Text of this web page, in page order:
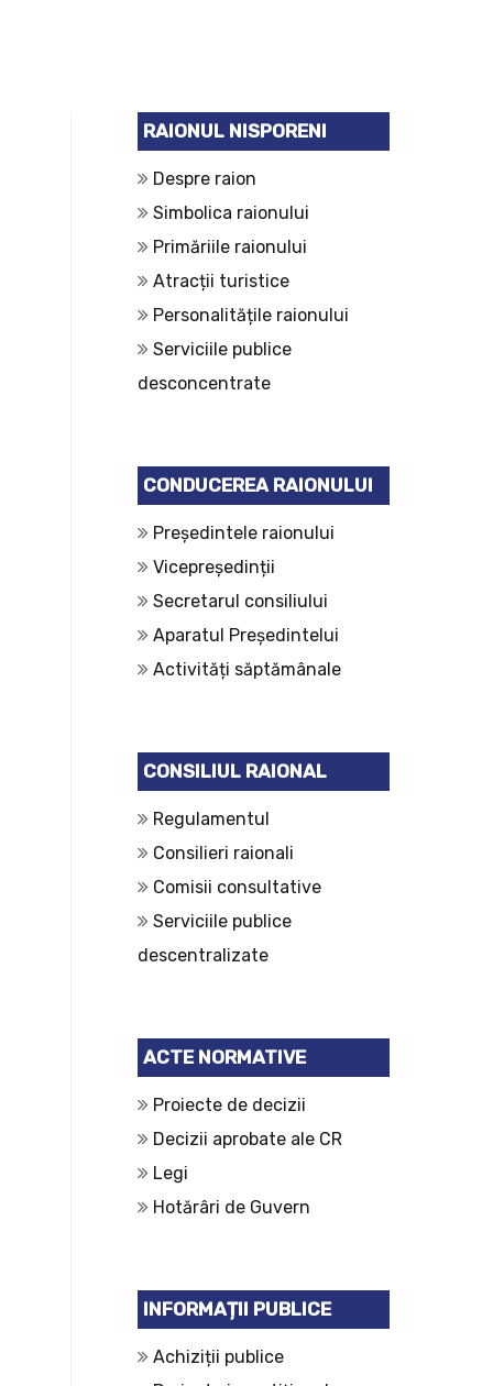
RAIONUL NISPORENI
Despre raion
Simbolica raionului
Primăriile raionului
Atracții turistice
Personalitățile raionului
Serviciile publice
desconcentrate
CONDUCEREA RAIONULUI
Președintele raionului
Vicepreședinții
Secretarul consiliului
Aparatul Președintelui
Activități săptămânale
CONSILIUL RAIONAL
Regulamentul
Consilieri raionali
Comisii consultative
Serviciile publice
descentralizate
ACTE NORMATIVE
Proiecte de decizii
Decizii aprobate ale CR
Legi
Hotărâri de Guvern
INFORMAȚII PUBLICE
Achiziții publice